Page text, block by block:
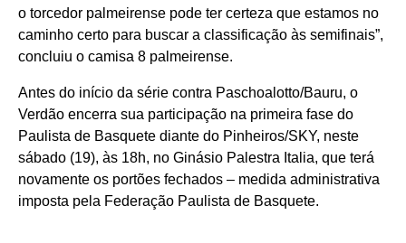
o torcedor palmeirense pode ter certeza que estamos no
caminho certo para buscar a classificação às semifinais”,
concluiu o camisa 8 palmeirense.
Antes do início da série contra Paschoalotto/Bauru, o
Verdão encerra sua participação na primeira fase do
Paulista de Basquete diante do Pinheiros/SKY, neste
sábado (19), às 18h, no Ginásio Palestra Italia, que terá
novamente os portões fechados – medida administrativa
imposta pela Federação Paulista de Basquete.